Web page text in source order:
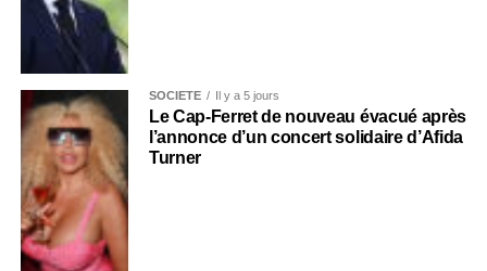
SOCIÉTÉ Il y a 5 jours
Le Cap-Ferret de nouveau évacué après
l’annonce d’un concert solidaire d’Afida
Turner